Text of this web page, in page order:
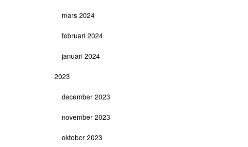
mars 2024
februari 2024
januari 2024
2023
december 2023
november 2023
oktober 2023